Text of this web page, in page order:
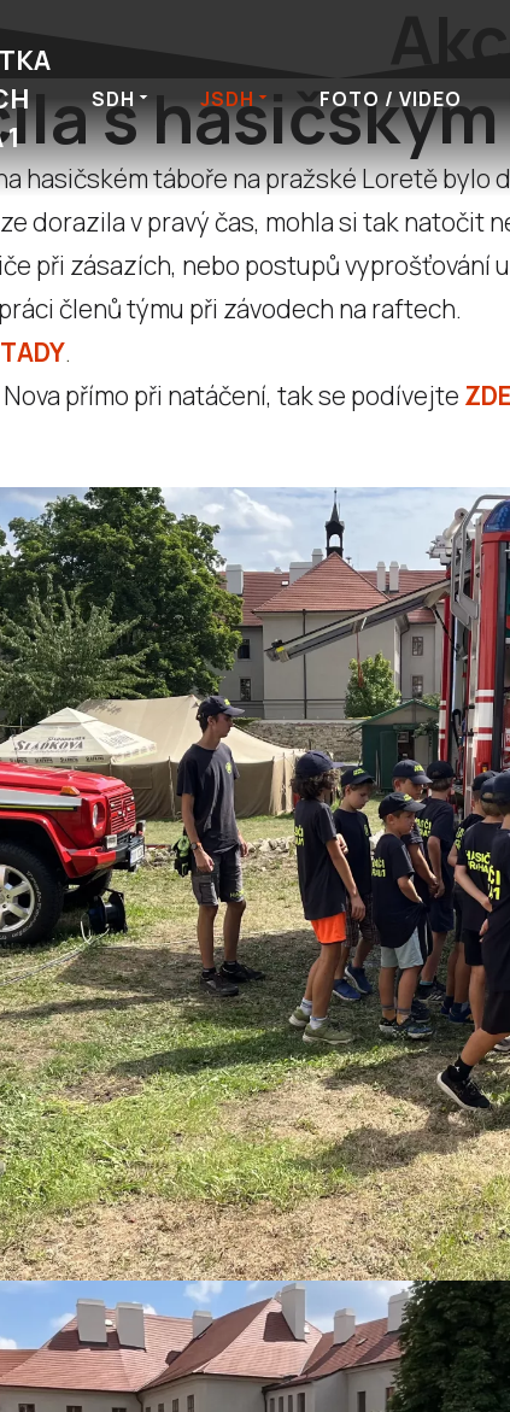
SDH JSDH FOTO / VIDEO
s
hasičském táboře na pražské Loretě bylo
dorazila v pravý čas, mohla si tak natočit
při zásazích, nebo postupů vyprošťování
členů týmu při závodech na raftech.
TADY.
přímo při natáčení, tak se podívejte ZDE